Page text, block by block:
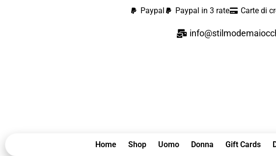
Paypal Paypal in 3 rate Carte di
Home Shop Uomo Donna Gift Cards